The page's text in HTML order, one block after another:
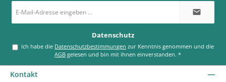
Mail-
*
Datenschutz
Ich habe die Datenschutzbestimmungen
AGB gelesen und bin mit ihnen einverstanden.*
Kontakt